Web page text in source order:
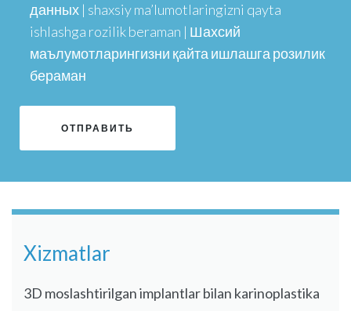
данных | shaxsiy ma’lumotlaringizni qayta
ishlashga rozilik beraman | Шахсий
маълумотларингизни қайта ишлашга розилик
бераман
Xizmatlar
3D moslashtirilgan implantlar bilan karinoplastika